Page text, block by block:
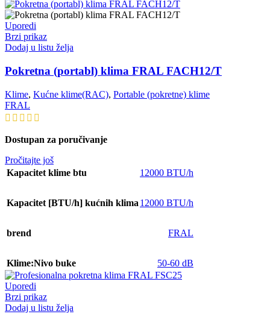
Uporedi
Brzi prikaz
Dodaj u listu želja
Pokretna (portabl) klima FRAL FACH12/T
Klime, Kućne klime(RAC), Portable (pokretne) klime
FRAL
Dostupan za poručivanje
Pročitajte još
Kapacitet klime btu
12000 BTU/h
Kapacitet [BTU/h] kućnih klima 12000 BTU/h
brend FRAL
Klime:Nivo buke 50-60 dB
Uporedi
Brzi prikaz
Dodaj u listu želja